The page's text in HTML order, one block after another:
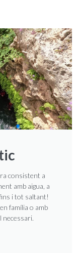
consistent a
amb aigua, a
i tot saltant!
família o amb
necessari.